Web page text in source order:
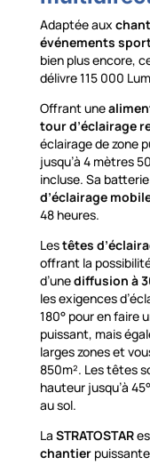
Adaptée aux
événements
bien plus encore,
délivre 115 000
Offrant une
tour d’éclairage
éclairage de zone
jusqu’à 4 mètres
incluse. Sa
d’éclairage
48 heures.
Lestêtes
offrant la
d’unediffusion à
les exigences
180° pour en faire
puissant, mais
larges zones et
850m². Les têtes
hauteur jusqu’à
au sol.
La STRATOSTAR
chantier